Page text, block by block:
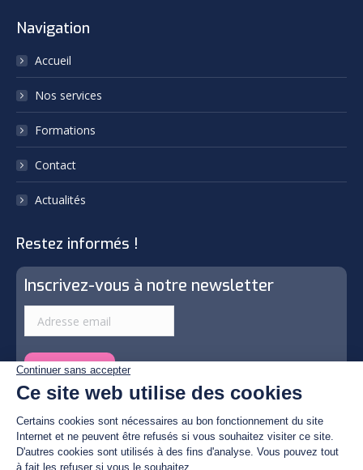
opens
in
new
window
opens
new
window
Navigation
Accueil
Nos services
Formations
Contact
Actualités
Restez informés !
Inscrivez-vous à notre newsletter
© By Poush | Photos by © Christian Fulster, Tous droits
réservés